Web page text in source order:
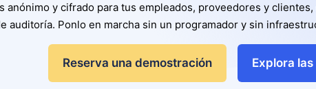
anónimo y cifrado para tus empleados, proveedores y
auditoría. Ponlo en marcha sin un programador y sin
Reserva una demostración Explora